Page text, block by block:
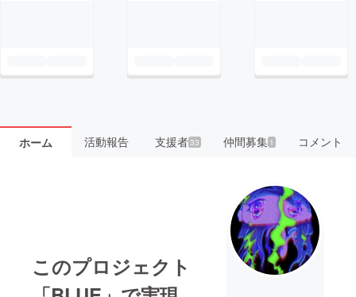
ホーム 活動報告 支援者33 仲間募集 1 コメント
このプロジェクト